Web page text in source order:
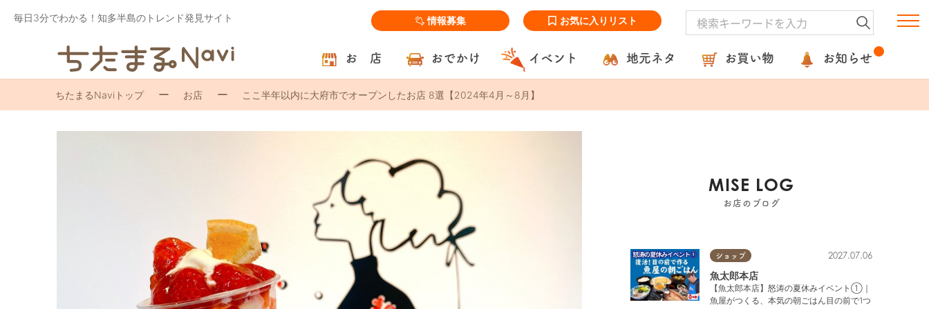
毎日3分でわかる！知多半島のトレンド発見サイト 情報募集 お気に入りリスト
お 店 おでかけ イベント 地元ネタ お買い物 お知らせ
ちたまるNaviトップ お店 ここ半年以内に大府市でオープンしたお店 8選【2024年4月～8月】
MISE LOG
お店のブログ
ショップ 2027.07.06
魚太郎本店
【魚太郎本店】怒涛の夏休みイベント①｜
魚屋がつくる、本気の朝ごはん目の前で1つ